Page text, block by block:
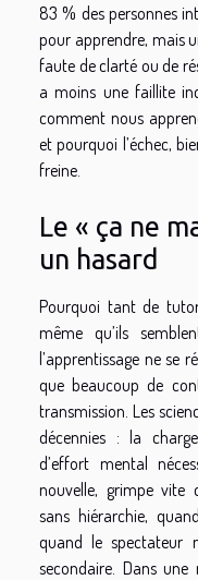
83 % des personnes
pour apprendre, mais
faute de clarté ou de
a moins une faillite
comment nous
et pourquoi l’échec,
freine.
Le « ça ne
un hasard
Pourquoi tant de
même qu’ils
l’apprentissage ne se
que beaucoup de
transmission. Les
décennies : la
d’effort mental
nouvelle, grimpe vite
sans hiérarchie,
quand le spectateur
secondaire. Dans